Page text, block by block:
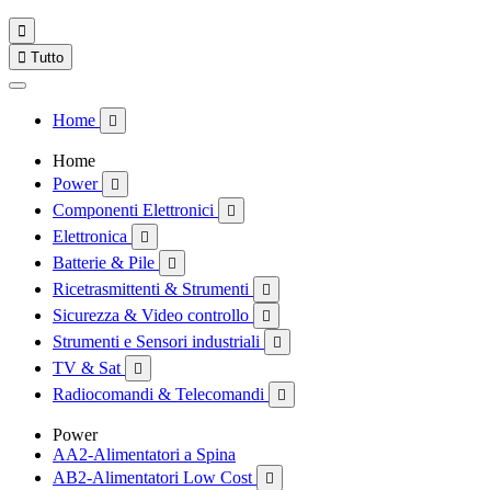

 Tutto
Home 
Home
Power

Componenti Elettronici 
Elettronica 
Batterie & Pile 
Ricetrasmittenti & Strumenti 
Sicurezza & Video controllo 
Strumenti e Sensori industriali 
TV & Sat 
Radiocomandi & Telecomandi 
Power
AA2-Alimentatori a Spina
AB2-Alimentatori Low Cost
